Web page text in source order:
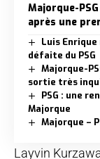
Majorque-
après une
Luis
défaite du PSG
Majorque-
sortie très
PSG : une
Majorque
Majorque –
Layvin